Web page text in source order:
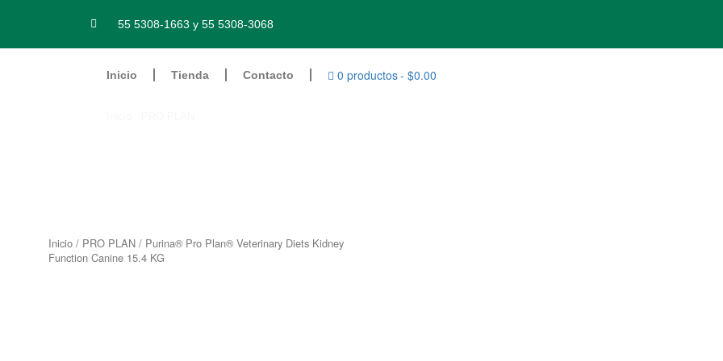
55 5308-1663 y 55 5308-3068
Inicio Tienda Contacto 0 productos $0.00
Inicio/ PRO PLAN/ Purina® Pro Plan® Veterinary Diets Kidney
Function Canine 15.4 KG